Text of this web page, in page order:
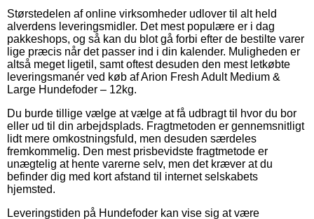
Størstedelen af online virksomheder udlover til alt held
alverdens leveringsmidler. Det mest populære er i dag
pakkeshops, og så kan du blot gå forbi efter de bestilte varer
lige præcis når det passer ind i din kalender. Muligheden er
altså meget ligetil, samt oftest desuden den mest letkøbte
leveringsmanér ved køb af Arion Fresh Adult Medium &
Large Hundefoder – 12kg.
Du burde tillige vælge at vælge at få udbragt til hvor du bor
eller ud til din arbejdsplads. Fragtmetoden er gennemsnitligt
lidt mere omkostningsfuld, men desuden særdeles
fremkommelig. Den mest prisbevidste fragtmetode er
unægtelig at hente varerne selv, men det kræver at du
befinder dig med kort afstand til internet selskabets
hjemsted.
Leveringstiden på Hundefoder kan vise sig at være